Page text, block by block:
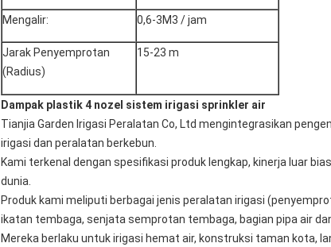
Mengalir: 0,6-3M3 / jam
Jarak Penyemprotan
(Radius)
15-23 m
Dampak plastik 4 nozel sistem irigasi sprinkler air
Tianjia Garden Irigasi Peralatan Co, Ltd mengintegrasikan
irigasi dan peralatan berkebun.
Kami terkenal dengan spesifikasi produk lengkap, kinerja luar
dunia.
Produk kami meliputi berbagai jenis peralatan irigasi
ikatan tembaga, senjata semprotan tembaga, bagian pipa air
Mereka berlaku untuk irigasi hemat air, konstruksi taman kota,